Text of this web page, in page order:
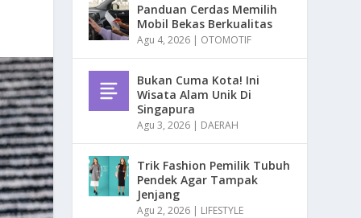
Panduan Cerdas Memilih
Mobil Bekas Berkualitas
Agu 4, 2026 | OTOMOTIF
Bukan Cuma Kota! Ini
Wisata Alam Unik Di
Singapura
Agu 3, 2026 | DAERAH
Trik Fashion Pemilik Tubuh
Pendek Agar Tampak
Jenjang
Agu 2, 2026 | LIFESTYLE